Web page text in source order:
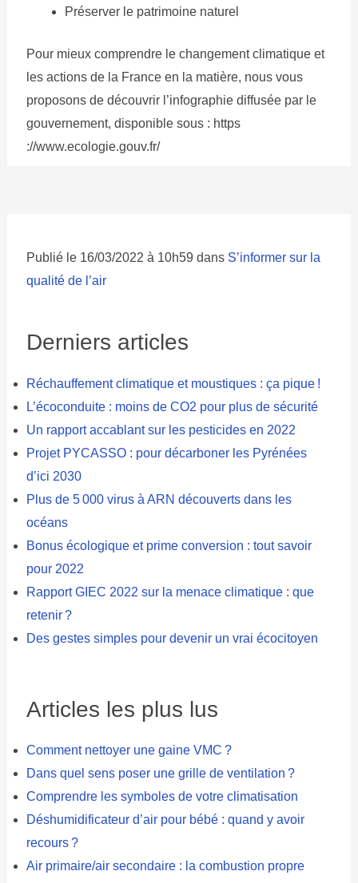
Préserver le patrimoine naturel
Pour mieux comprendre le changement climatique et
les actions de la France en la matière, nous vous
proposons de découvrir l’infographie diffusée par le
gouvernement, disponible sous : https
://www.ecologie.gouv.fr/
Publié le 16/03/2022 à 10h59 dans S’informer sur la
qualité de l’air
Derniers articles
Réchauffement climatique et moustiques : ça pique !
L’écoconduite : moins de CO2 pour plus de sécurité
Un rapport accablant sur les pesticides en 2022
Projet PYCASSO : pour décarboner les Pyrénées
d’ici 2030
Plus de 5 000 virus à ARN découverts dans les
océans
Bonus écologique et prime conversion : tout savoir
pour 2022
Rapport GIEC 2022 sur la menace climatique : que
retenir ?
Des gestes simples pour devenir un vrai écocitoyen
Articles les plus lus
Comment nettoyer une gaine VMC ?
Dans quel sens poser une grille de ventilation ?
Comprendre les symboles de votre climatisation
Déshumidificateur d’air pour bébé : quand y avoir
recours ?
Air primaire/air secondaire : la combustion propre